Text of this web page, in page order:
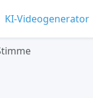
KI-Videogenerator